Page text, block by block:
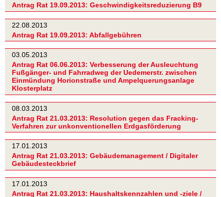
Antrag Rat 19.09.2013: Geschwindigkeitsreduzierung B9
22.08.2013
Antrag Rat 19.09.2013: Abfallgebühren
03.05.2013
Antrag Rat 06.06.2013: Verbesserung der Ausleuchtung
Fußgänger- und Fahrradweg der Uedemerstr. zwischen
Einmündung Horionstraße und Ampelquerungsanlage
Klosterplatz
08.03.2013
Antrag Rat 21.03.2013: Resolution gegen das Fracking-
Verfahren zur unkonventionellen Erdgasförderung
17.01.2013
Antrag Rat 21.03.2013: Gebäudemanagement / Digitaler
Gebäudesteckbrief
17.01.2013
Antrag Rat 21.03.2013: Haushaltskennzahlen und -ziele /